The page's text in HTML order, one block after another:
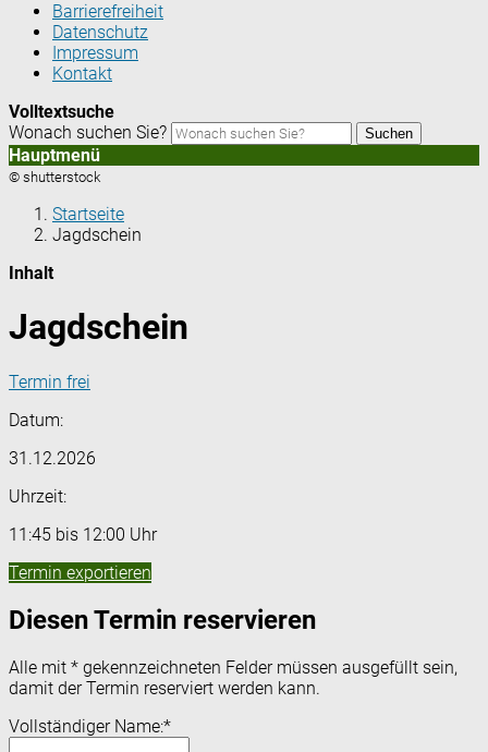
Barrierefreiheit
Datenschutz
Impressum
Kontakt
Volltextsuche
Wonach suchen Sie?
Suchen
Hauptmenü
© shutterstock
Startseite
Jagdschein
Inhalt
Jagdschein
Termin frei
Datum:
31.12.2026
Uhrzeit:
11:45 bis 12:00 Uhr
Termin exportieren
Diesen Termin reservieren
Alle mit * gekennzeichneten Felder müssen ausgefüllt sein,
damit der Termin reserviert werden kann.
Vollständiger Name:*